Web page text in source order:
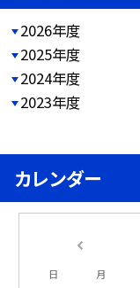
2026年度
2025年度
2024年度
2023年度
カレンダー
日 月